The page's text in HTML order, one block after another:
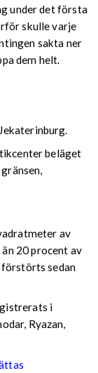
under det första
skulle varje
sakta ner
dem helt.
beläget
av
20 procent av
sedan
i
Ryazan,